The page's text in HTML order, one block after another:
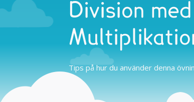
Division
Tips på hur du använder denna